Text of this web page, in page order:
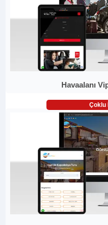
Havaalanı
Çoklu